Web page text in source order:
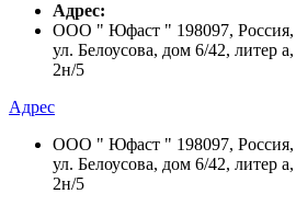
Адрес:
ООО " Юфаст " 198097, Россия,
ул. Белоусова, дом 6/42, литер
2н/5
Адрес
ООО " Юфаст " 198097, Россия,
ул. Белоусова, дом 6/42, литер
2н/5